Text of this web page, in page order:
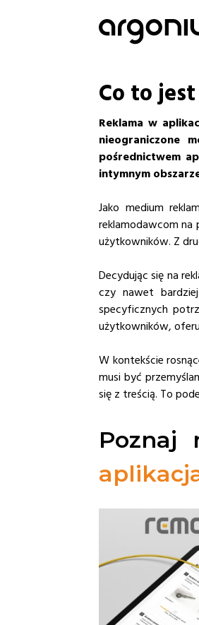
Co to
Reklama w
nieograniczone
pośrednictwem
intymnym
Jako medium
reklamodawcom na
użytkowników. Z
Decydując się na
czy nawet
specyficznych
użytkowników,
W kontekście
musi być
się z treścią. To
Poznaj